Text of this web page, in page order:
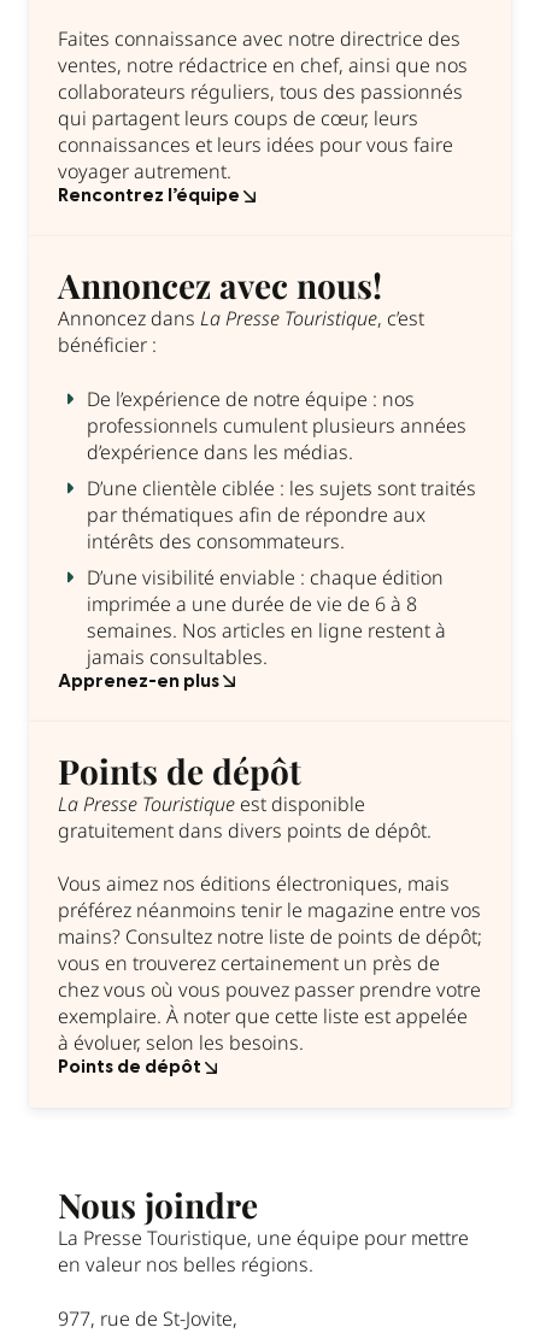
Faites connaissance avec notre directrice des
ventes, notre rédactrice en chef, ainsi que nos
collaborateurs réguliers, tous des passionnés
qui partagent leurs coups de cœur, leurs
connaissances et leurs idées pour vous faire
voyager autrement.
Rencontrez l’équipe
Annoncez avec nous!
Annoncez dans La Presse Touristique, c’est
bénéficier :
De l’expérience de notre équipe : nos
professionnels cumulent plusieurs années
d’expérience dans les médias.
D’une clientèle ciblée : les sujets sont traités
par thématiques afin de répondre aux
intérêts des consommateurs.
D’une visibilité enviable : chaque édition
imprimée a une durée de vie de 6 à 8
semaines. Nos articles en ligne restent à
jamais consultables.
Apprenez-en plus
Points de dépôt
La Presse Touristique est disponible
gratuitement dans divers points de dépôt.
Vous aimez nos éditions électroniques, mais
préférez néanmoins tenir le magazine entre vos
mains? Consultez notre liste de points de dépôt;
vous en trouverez certainement un près de
chez vous où vous pouvez passer prendre votre
exemplaire. À noter que cette liste est appelée
à évoluer, selon les besoins.
Points de dépôt
Nous joindre
La Presse Touristique, une équipe pour mettre
en valeur nos belles régions.
977, rue de St-Jovite,